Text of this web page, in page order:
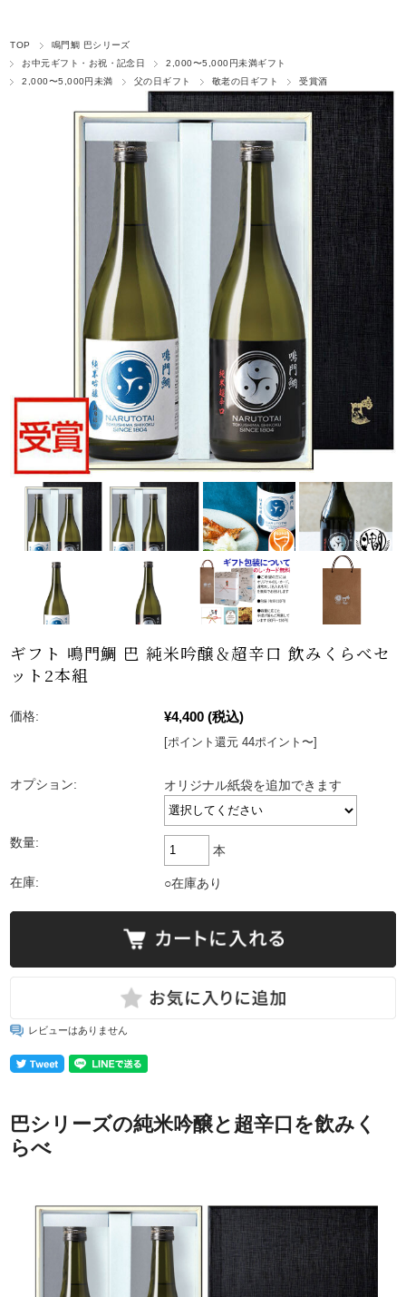
TOP
鳴門鯛 巴シリーズ
お中元ギフト・お祝・記念日
2,000〜5,000円未満ギフト
2,000〜5,000円未満
父の日ギフト 敬老の日ギフト 受賞酒
ギフト 鳴門鯛 巴 純米吟醸＆超辛口 飲みくらべセ
ット2本組
価格: ¥4,400 (税込)
[ポイント還元 44ポイント〜]
オプション: オリジナル紙袋を追加できます
数量:
本
在庫: ○在庫あり
レビューはありません
巴シリーズの純米吟醸と超辛口を飲みく
らべ